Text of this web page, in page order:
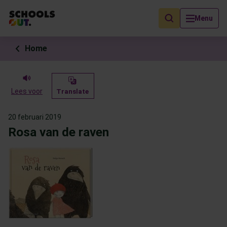
Menu
Als de resultaten voor automatisch aanvullen beschikbaar zijn,
Home
Lees voor Translate
20 februari 2019
Rosa van de raven